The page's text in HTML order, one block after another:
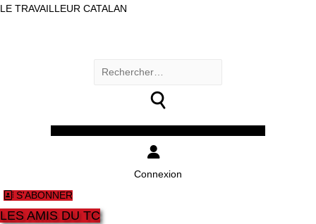
LE TRAVAILLEUR CATALAN
Rechercher :
Connexion
S'ABONNER
LES AMIS DU TC